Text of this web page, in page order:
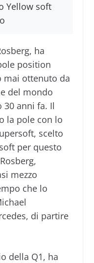
Yellow soft
ha
position
mai ottenuto da
del mondo
30 anni fa. Il
la pole con lo
scelto
per questo
mezzo
che lo
di partire
della Q1, ha